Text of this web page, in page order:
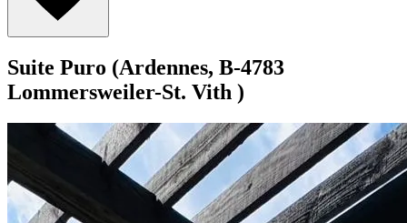
Suite Puro (Ardennes, B-4783
Lommersweiler-St. Vith )